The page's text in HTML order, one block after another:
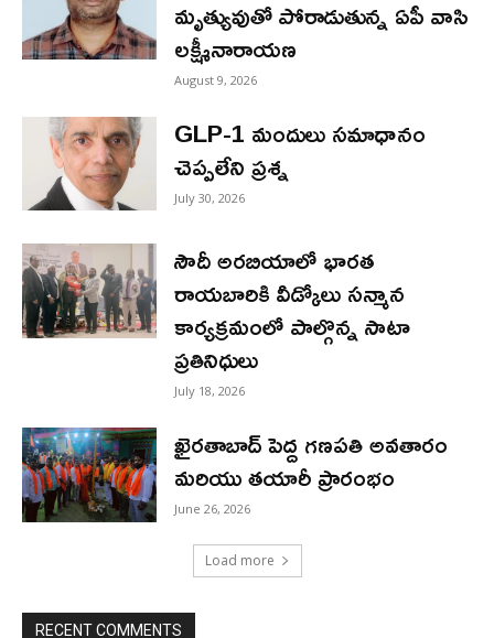
మృత్యువుతో పోరాడుతున్న ఏపీ వాసి
లక్ష్మీనారాయణ
August 9, 2026
GLP-1 మందులు సమాధానం
చెప్పలేని ప్రశ్న
July 30, 2026
సౌదీ అరబియాలో భారత
రాయబారికి వీడ్కోలు సన్మాన
కార్యక్రమంలో పాల్గొన్న సాటా
ప్రతినిధులు
July 18, 2026
ఖైరతాబాద్ పెద్ద గణపతి అవతారం
మరియు తయారీ ప్రారంభం
June 26, 2026
Load more
RECENT COMMENTS